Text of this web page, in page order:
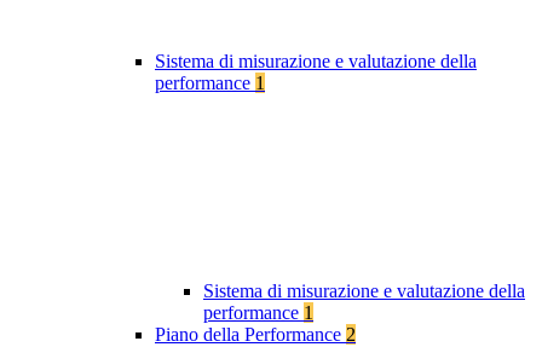
Sistema di misurazione e valutazione della
performance 1
Sistema di misurazione e valutazione della
performance 1
Piano della Performance 2